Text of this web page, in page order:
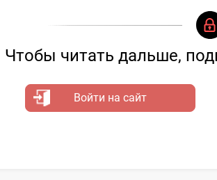
Чтобы читать дальше,
Войти на сайт